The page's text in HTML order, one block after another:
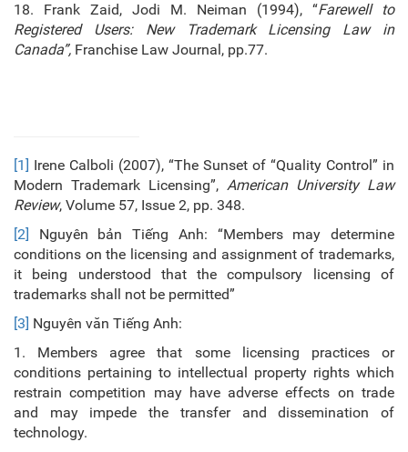
18. Frank Zaid, Jodi M. Neiman (1994), “Farewell to
Registered Users: New Trademark Licensing Law in
Canada”, Franchise Law Journal, pp.77.
[1] Irene Calboli (2007), “The Sunset of “Quality Control” in
Modern Trademark Licensing”, American University Law
Review, Volume 57, Issue 2, pp. 348.
[2]
Nguyên bản Tiếng Anh: “Members may determine
conditions on the licensing and assignment of trademarks,
it being understood that the compulsory licensing of
trademarks shall not be permitted”
[3] Nguyên văn Tiếng Anh:
1. Members agree that some licensing practices or
conditions pertaining to intellectual property rights which
restrain competition may have adverse effects on trade
and may impede the transfer and dissemination of
technology.